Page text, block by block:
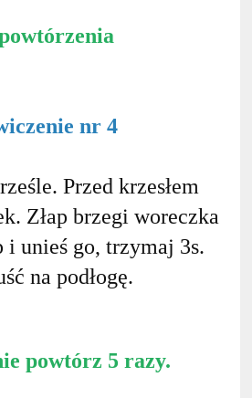
nr 4
Przed krzesłem
Złap brzegi woreczka
i unieś go, trzymaj 3s.
na podłogę.
powtórz 5 razy.